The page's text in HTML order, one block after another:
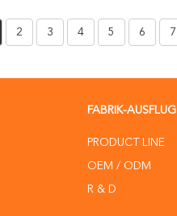
2 3 4 5 6 7
FABRIK-AUSFLUG
PRODUCT LINE
OEM / ODM
R & D